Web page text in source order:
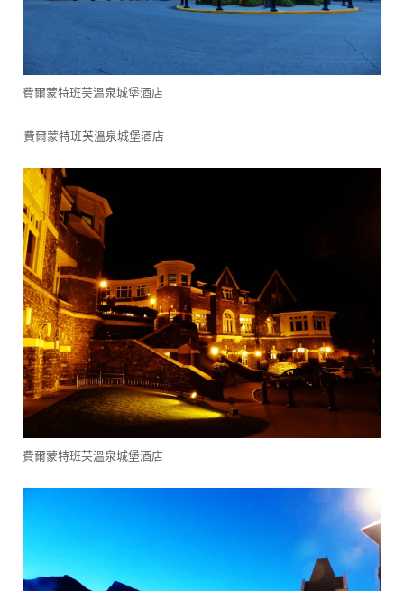
費爾蒙特班芙溫泉城堡酒店
費爾蒙特班芙溫泉城堡酒店
費爾蒙特班芙溫泉城堡酒店